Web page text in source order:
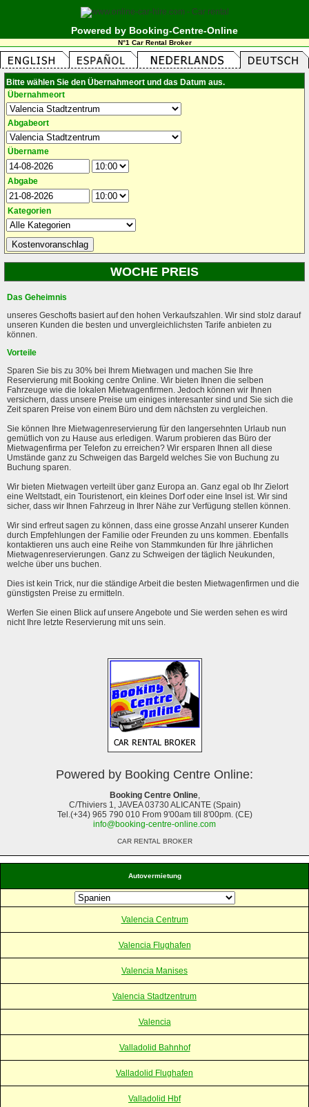
Powered by Booking-Centre-Online
N°1 Car Rental Broker
Autovermietung
Valencia Centrum
Valencia Flughafen
Valencia Manises
Valencia Stadtzentrum
Valencia
Valladolid Bahnhof
Valladolid Flughafen
Valladolid Hbf
Bitte wählen Sie den Übernahmeort und das Datum aus.
Übernahmeort
Abgabeort
Übername
Abgabe
Kategorien
WOCHE PREIS
Das Geheimnis
unseres Geschofts basiert auf den hohen Verkaufszahlen. Wir sind stolz darauf
unseren Kunden die besten und unvergleichlichsten Tarife anbieten zu
können.
Vorteile
Sparen Sie bis zu 30% bei Ihrem Mietwagen und machen Sie Ihre
Reservierung mit Booking centre Online. Wir bieten Ihnen die selben
Fahrzeuge wie die lokalen Mietwagenfirmen. Jedoch können wir Ihnen
versichern, dass unsere Preise um einiges interesanter sind und Sie sich die
Zeit sparen Preise von einem Büro und dem nächsten zu vergleichen.
Sie können Ihre Mietwagenreservierung für den langersehnten Urlaub nun
gemütlich von zu Hause aus erledigen. Warum probieren das Büro der
Mietwagenfirma per Telefon zu erreichen? Wir ersparen Ihnen all diese
Umstände ganz zu Schweigen das Bargeld welches Sie von Buchung zu
Buchung sparen.
Wir bieten Mietwagen verteilt über ganz Europa an. Ganz egal ob Ihr Zielort
eine Weltstadt, ein Touristenort, ein kleines Dorf oder eine Insel ist. Wir sind
sicher, dass wir Ihnen Fahrzeug in Ihrer Nähe zur Verfügung stellen können.
Wir sind erfreut sagen zu können, dass eine grosse Anzahl unserer Kunden
durch Empfehlungen der Familie oder Freunden zu uns kommen. Ebenfalls
kontaktieren uns auch eine Reihe von Stammkunden für Ihre jährlichen
Mietwagenreservierungen. Ganz zu Schweigen der täglich Neukunden,
welche über uns buchen.
Dies ist kein Trick, nur die ständige Arbeit die besten Mietwagenfirmen und die
günstigsten Preise zu ermitteln.
Werfen Sie einen Blick auf unsere Angebote und Sie werden sehen es wird
nicht Ihre letzte Reservierung mit uns sein.
Powered by Booking Centre Online:
Booking Centre Online,
C/Thiviers 1, JAVEA 03730 ALICANTE (Spain)
Tel.(+34) 965 790 010 From 9'00am till 8'00pm. (CE)
info@booking-centre-online.com
CAR RENTAL BROKER